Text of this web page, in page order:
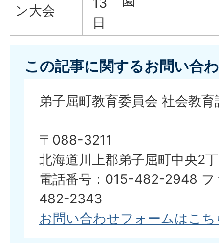
ン大会
13
日
この記事に関するお問い合
弟子屈町教育委員会 社会教
〒088-3211
北海道川上郡弟子屈町中央2
電話番号：015-482-2948
482-2343
お問い合わせフォームはこち